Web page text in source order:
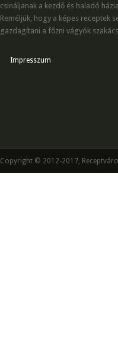
csináljanak a kezdő és haladó
Reméljük, hogy a képes receptek
gazdagítani a főzni vágyók
Impresszum
Copyright © 2012-2017,